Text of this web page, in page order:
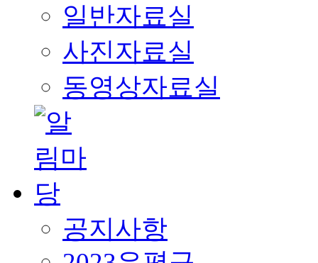
일반자료실
사진자료실
동영상자료실
공지사항